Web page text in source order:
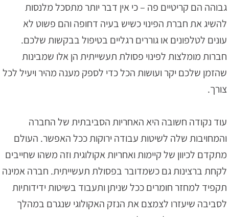
גבוהה הם קריטיים פה – כי אין דבר יותר מתסכל מלנסות
להשיג את חברת הפינוי כשיש בעיה דחופה והם פשוט לא
עונים לטלפונים או גוררים רגליים בטיפול בבקשות שלכם.
חברות מומלצות לפינוי פסולת תעשייתית הן אלו שמבינות
שהזמן שלכם יקר ועושות הכל כדי לספק מענה מהיר ויעיל לכל
צורך.
עוד נקודה חשובה היא האחריות הסביבתית של החברה
והמחויבות שלה לשיטות עבודה ירוקות ככל האפשר. העולם
מתקדם לכיוון של קיימות ואחריות אקולוגית וזה משהו שחייבים
לקחת ברצינות גם כשמדובר בפסולת תעשייתית. חברה אמינה
תקפיד למחזר חומרים ככל שניתן ותעבוד בשיטות ידידותיות
לסביבה שיעזרו לצמצם את הנזק האקולוגי שנגרם במהלך